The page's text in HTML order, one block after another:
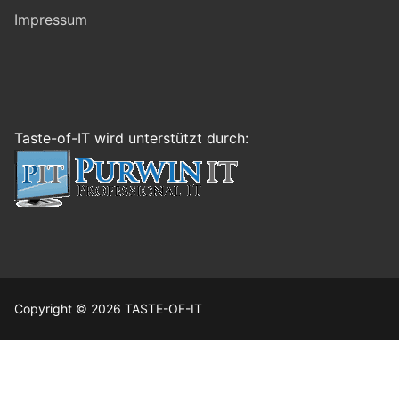
Impressum
Taste-of-IT wird unterstützt durch:
Copyright © 2026 TASTE-OF-IT